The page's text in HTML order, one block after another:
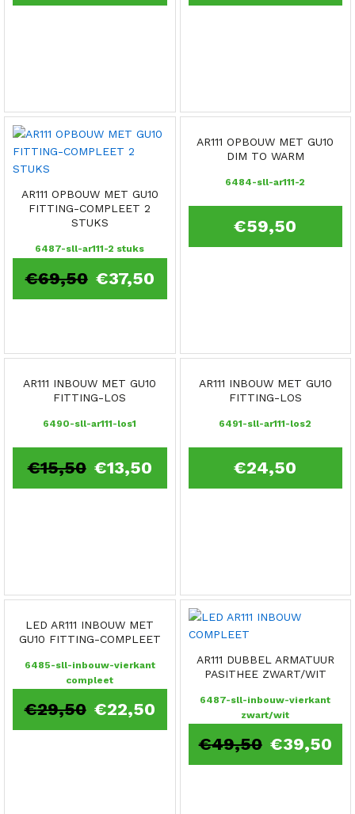
AR111 OPBOUW MET GU10
FITTING-COMPLEET 2
STUKS
6487-sll-ar111-2 stuks
€37,50
€69,50
AR111 OPBOUW MET GU10
DIM TO WARM
6484-sll-ar111-2
€59,50
AR111 INBOUW MET GU10
FITTING-LOS
6490-sll-ar111-los1
€13,50
€15,50
AR111 INBOUW MET GU10
FITTING-LOS
6491-sll-ar111-los2
€24,50
LED AR111 INBOUW MET
GU10 FITTING-COMPLEET
6485-sll-inbouw-vierkant
compleet
€22,50
€29,50
AR111 DUBBEL ARMATUUR
PASITHEE ZWART/WIT
6487-sll-inbouw-vierkant
zwart/wit
€39,50
€49,50